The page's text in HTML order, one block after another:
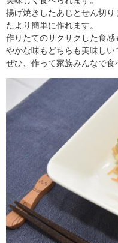
揚げ焼きしたあじとせん切
たより簡単に作れます。
作りたてのサクサクした食
やかな味もどちらも美味しい
ぜひ、作って家族みんなで食